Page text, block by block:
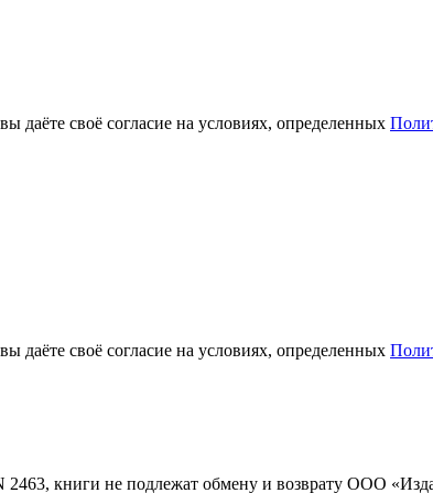
своё согласие на условиях, определенных
своё согласие на условиях, определенных
книги не подлежат обмену и возврату ООО